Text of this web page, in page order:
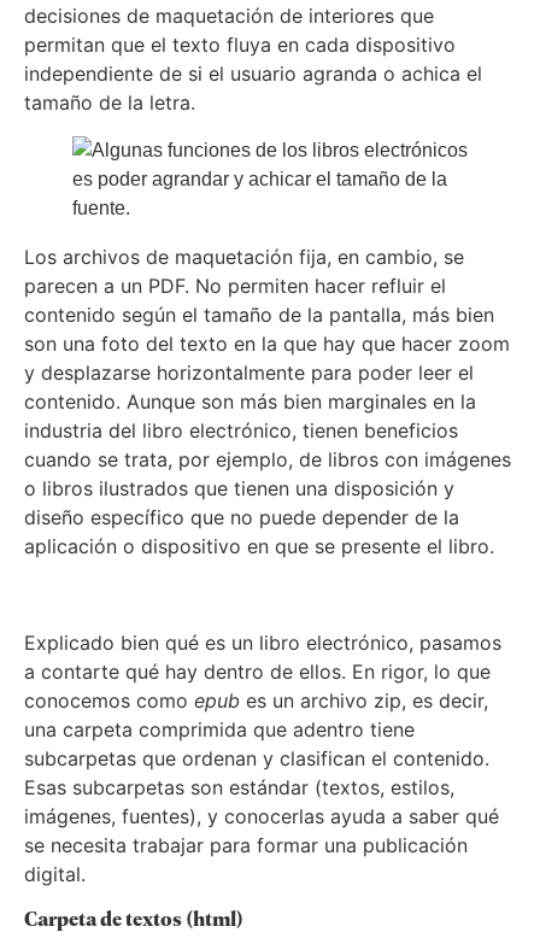
decisiones de maquetación de interiores que
permitan que el texto fluya en cada dispositivo
independiente de si el usuario agranda o achica el
tamaño de la letra.
Los archivos de maquetación fija, en cambio, se
parecen a un PDF. No permiten hacer refluir el
contenido según el tamaño de la pantalla, más bien
son una foto del texto en la que hay que hacer zoom
y desplazarse horizontalmente para poder leer el
contenido. Aunque son más bien marginales en la
industria del libro electrónico, tienen beneficios
cuando se trata, por ejemplo, de libros con imágenes
o libros ilustrados que tienen una disposición y
diseño específico que no puede depender de la
aplicación o dispositivo en que se presente el libro.
Explicado bien qué es un libro electrónico, pasamos
a contarte qué hay dentro de ellos. En rigor, lo que
conocemos como epub es un archivo zip, es decir,
una carpeta comprimida que adentro tiene
subcarpetas que ordenan y clasifican el contenido.
Esas subcarpetas son estándar (textos, estilos,
imágenes, fuentes), y conocerlas ayuda a saber qué
se necesita trabajar para formar una publicación
digital.
Carpeta de textos (html)